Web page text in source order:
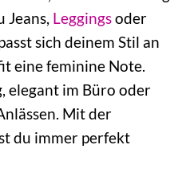
Jeans, Leggingsoder
sich deinem Stil an
eine feminine Note.
elegant im Büro oder
Mit der
du immer perfekt